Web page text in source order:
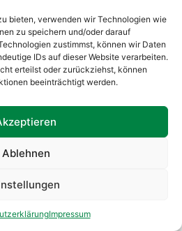
bieten, verwenden wir Technologien wie
zu speichern und/oder darauf
zustimmst, können wir Daten
IDs auf dieser Website verarbeiten.
erteilst oder zurückziehst, können
beeinträchtigt werden.
Ablehnen
Impressum